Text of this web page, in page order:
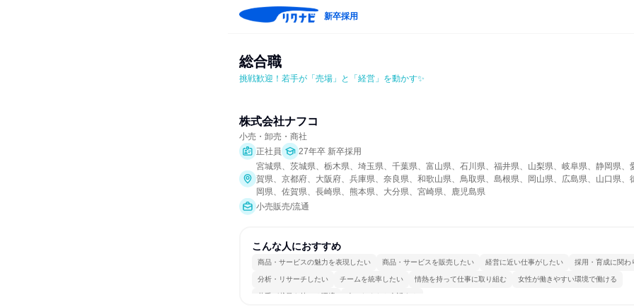
新卒採用
総合職
挑戦歓迎！若手が「売場」と「経営」を動かす✨
株式会社ナフコ
小売・卸売・商社
正社員
27年卒 新卒採用
宮城県、茨城県、栃木県、埼玉県、千葉県、富山県、石川県、福井県、山梨県、岐阜県、静岡県、
賀県、京都府、大阪府、兵庫県、奈良県、和歌山県、鳥取県、島根県、岡山県、広島県、山口県、
岡県、佐賀県、長崎県、熊本県、大分県、宮崎県、鹿児島県
小売販売/流通
こんな人におすすめ
商品・サービスの魅力を表現したい 商品・サービスを販売したい 経営に近い仕事がしたい 採用・育成に関わ
分析・リサーチしたい チームを統率したい 情熱を持って仕事に取り組む 女性が働きやすい環境で働ける
若手が裁量を持てる環境 人とたくさん会話する